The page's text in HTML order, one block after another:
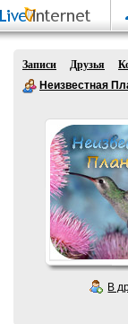
Записи Друзья
Неизвестная
В